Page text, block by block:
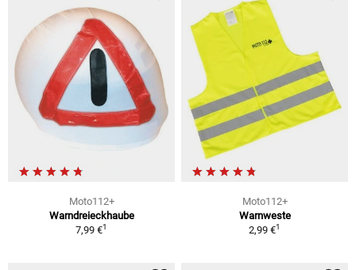
Moto112+
Warndreieckhaube
7,99 €1
Moto112+
Warnweste
2,99 €1